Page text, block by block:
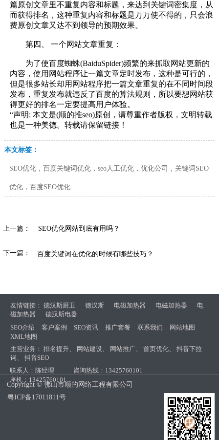
篇原创文章里不重复内容和标题，来达到关键词密集度，从
而获得排名，这种重复内容和标题是万万使不得的，只会浪
费原创文章又达不到领导的预期效果。
第四、 一个网站文章重复：
为了使百度蜘蛛(BaiduSpider)频繁的来抓取网站更新的
内容，使用网站程序让一篇文章定时发布，这种是可行的，
但是很多站长却用网站程序把一篇文章重复的在不同时间段
发布，重复发布就违反了百度的算法规则，所以要想网站获
得更好的排名一定要提高用户体验。
“声明: 本文是(顺的推seo)原创，请尊重作者版权，文明转载
也是一种美德。转载请保留链接！
本文标签：
SEO优化，百度关键词优化，seo人工优化，优化公司，关键词SEO
优化，百度SEO优化
上一篇： SEO优化网站到底有用吗？
下一篇： 百度关键词在优化的时候有哪些技巧？
友情链接：德汉斯厨卫 德汉斯 电磁加热器 电磁加热器
电
磁加热器
德汉斯电器
SEO介绍
客户案例 SEO资讯 推广套餐 联系我们
网站地图
XML地图
主营业务：排名提升、 网站建设、 网站推广、首页优化、抖音下拉
词 、抖音SEO
联系人：陈经理
咨询热线：13425760101
座机：13425760101
Copyright © 佛山市顺的网络工程有限公司
粤ICP备17011811号